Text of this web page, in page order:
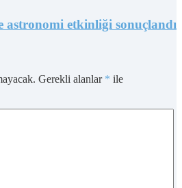
etkinliği sonuçlandı
Gerekli alanlar * ile